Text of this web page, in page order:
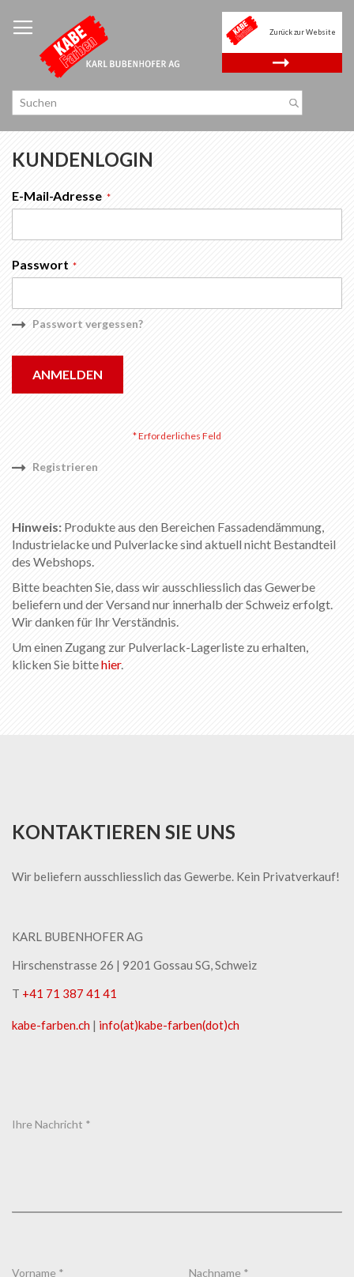
Inhalt
springen
Zurück zur Website
.
KUNDENLOGIN
E-Mail-Adresse
Passwort
ANMELDEN
Passwort vergessen?
Registrieren
Hinweis: Produkte aus den Bereichen Fassadendämmung,
Industrielacke und Pulverlacke sind aktuell nicht Bestandteil
des Webshops.
Bitte beachten Sie, dass wir ausschliesslich das Gewerbe
beliefern und der Versand nur innerhalb der Schweiz erfolgt.
Wir danken für Ihr Verständnis.
Um einen Zugang zur Pulverlack-Lagerliste zu erhalten,
klicken Sie bittehier.
KONTAKTIEREN SIE UNS
Wir beliefern ausschliesslich das Gewerbe. Kein Privatverkauf!
KARL BUBENHOFER AG
Hirschenstrasse 26 | ​9201 Gossau SG, Schweiz
T +41 71 387 41 41
kabe-​farben.ch | info(at)kabe-​farben(dot)ch